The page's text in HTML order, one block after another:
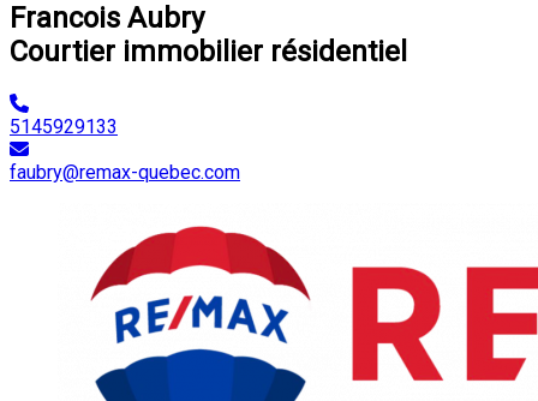
Francois Aubry
Courtier immobilier résidentiel
5145929133
faubry@remax-quebec.com